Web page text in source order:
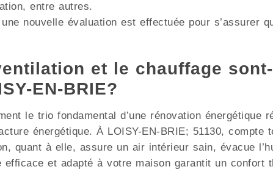
entre autres.
nouvelle évaluation est effectuée pour s’assurer
et le chauffage
EN-BRIE?
le trio fondamental d’une rénovation énergétique
énergétique. À LOISY-EN-BRIE; 51130,
quant à elle, assure un air intérieur sain, évacue
et adapté à votre maison garantit un confort